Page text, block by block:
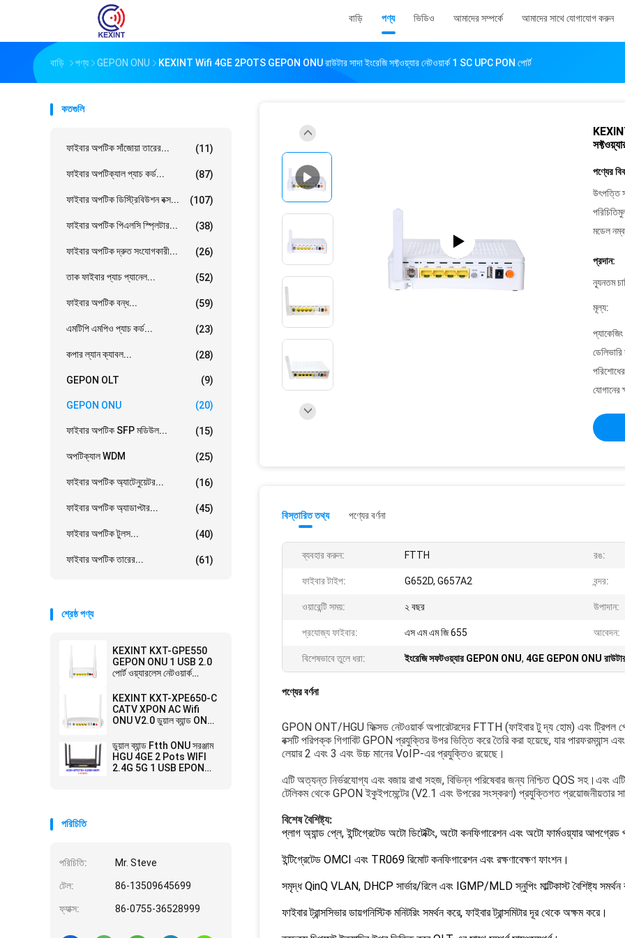
বাড়ি পণ্য ভিডিও আমাদের সম্পর্কে আমাদের সাথে যোগাযোগ করুন
বাড়ি পণ্য GEPON ONU KEXINT Wifi 4GE 2POTS GEPON ONU রাউটার সাদা ইংরেজি সফ্টওয়্যার নেটওয়ার্ক 1 SC UPC PON পোর্ট
কতগুলি
ফাইবার অপটিক সাঁজোয়া তারের... (11)
ফাইবার অপটিক্যাল প্যাচ কর্ড... (87)
ফাইবার অপটিক ডিস্ট্রিবিউশন বক্স... (107)
ফাইবার অপটিক পিএলসি স্প্লিটার... (38)
ফাইবার অপটিক দ্রুত সংযোগকারী... (26)
তাক ফাইবার প্যাচ প্যানেল... (52)
ফাইবার অপটিক বন্ধ... (59)
এমটিপি এমপিও প্যাচ কর্ড... (23)
কপার ল্যান ক্যাবল... (28)
GEPON OLT (9)
GEPON ONU (20)
ফাইবার অপটিক SFP মডিউল... (15)
অপটিক্যাল WDM (25)
ফাইবার অপটিক অ্যাটেনুয়েটর... (16)
ফাইবার অপটিক অ্যাডাপ্টার... (45)
ফাইবার অপটিক টুলস... (40)
ফাইবার অপটিক তারের... (61)
শ্রেষ্ঠ পণ্য
KEXINT KXT-GPE550
GEPON ONU 1 USB 2.0
পোর্ট ওয়্যারলেস নেটওয়ার্ক
KEXINT KXT-XPE650-C
CATV XPON AC Wifi
ONU V2.0 ডুয়াল ব্যান্ড ONT
ফাইবার অপটিক্যাল সরঞ্জাম
ডুয়াল ব্যান্ড Ftth ONU সরঞ্জাম
HGU 4GE 2 Pots WIFI
2.4G 5G 1 USB EPON
পরিচিতি
পরিচিতি: Mr. Steve
টেল: 86-13509645699
ফ্যাক্স: 86-0755-36528999
পণ্যের
উৎপত্তি
মডেল
প্রদান:
ন্যূনতম
মূল্য:
যোগানের
বিস্তারিত তথ্য পণ্যের বর্ণনা
ব্যবহার করুন: FTTH রঙ:
ফাইবার টাইপ: G652D, G657A2 বন্দর:
ওয়ারেন্টি সময়: ২ বছর উপাদান:
প্রযোজ্য ফাইবার: এস এম এম জি 655 আবেদন:
বিশেষভাবে তুলে ধরা: ইংরেজি সফটওয়্যার GEPON ONU, 4GE GEPON ONU
পণ্যের বর্ণনা
GPON ONT/HGU ফিক্সড নেটওয়ার্ক অপারেটরদের FTTH (ফাইবার টু দ্য হোম) এবং ট্রিপল
বক্সটি পরিপক্ক গিগাবিট GPON প্রযুক্তির উপর ভিত্তি করে তৈরি করা হয়েছে, যার
লেয়ার 2 এবং 3 এবং উচ্চ মানের VoIP-এর প্রযুক্তিও রয়েছে।
এটি অত্যন্ত নির্ভরযোগ্য এবং বজায় রাখা সহজ, বিভিন্ন পরিষেবার জন্য নিশ্চিত QOS
টেলিকম থেকে GPON ইকুইপমেন্টের (V2.1 এবং উপরের সংস্করণ) প্রযুক্তিগত প্রয়োজনীয়তার
বিশেষ বৈশিষ্ট্য:
প্লাগ অ্যান্ড প্লে, ইন্টিগ্রেটেড অটো ডিটেক্টিং, অটো কনফিগারেশন এবং অটো ফার্মওয়্যার আপগ্রেড
ইন্টিগ্রেটেড OMCI এবং TR069 রিমোট কনফিগারেশন এবং রক্ষণাবেক্ষণ ফাংশন।
সমৃদ্ধ QinQ VLAN, DHCP সার্ভার/রিলে এবং IGMP/MLD স্নুপিং মাল্টিকাস্ট বৈশিষ্ট্য সমর্থন
ফাইবার ট্রান্সসিভার ডায়গনিস্টিক মনিটরিং সমর্থন করে, ফাইবার ট্রান্সমিটার দূর থেকে অক্ষম করে।